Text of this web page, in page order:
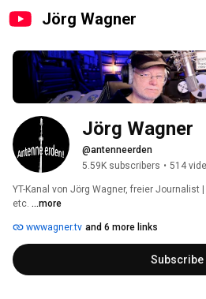
Jörg Wagner
Jörg Wagner
@antenneerden
5.59K subscribers • 514
YT-Kanal von Jörg Wagner, freier Journalist
etc. ...more
wwwagner.tv and 6 more links
Subscribe